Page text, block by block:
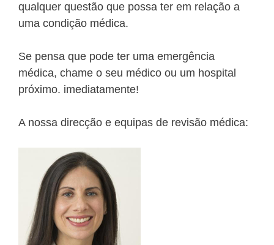
qualquer questão que possa ter em relação a
uma condição médica.
Se pensa que pode ter uma emergência
médica, chame o seu médico ou um hospital
próximo. imediatamente!
A nossa direcção e equipas de revisão médica: